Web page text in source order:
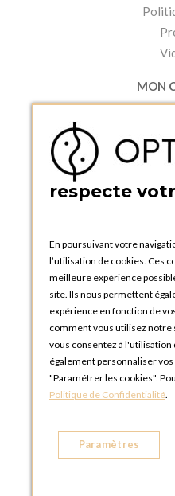
MON
Accéder à
Créer
Catalogues et
OPTIONS
13 rue
5324
BOUTIQUE
L - 1842
respecte
En poursuivant votre
l’utilisation de cookies. Ces
meilleure expérience
site. Ils nous permettent
expérience en fonction de
comment vous utilisez notre
vous consentez à l'utilisation
également personnaliser
"Paramétrer les cookies".
Politique de Confidentialité.
Paramètres